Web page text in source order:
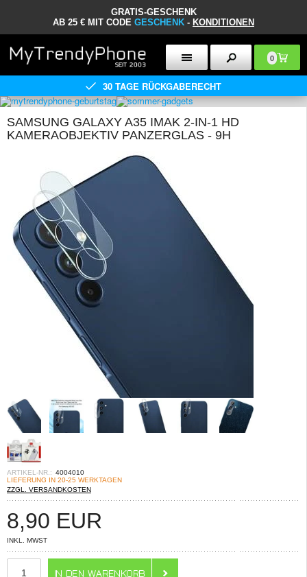
GRATIS-GESCHENK
AB 25 € MIT CODE GESCHENK - KONDITIONEN
0
30 TAGE RÜCKGABERECHT
SAMSUNG GALAXY A35 IMAK 2-IN-1 HD
KAMERAOBJEKTIV PANZERGLAS - 9H
ARTIKEL-NR.: 4004010
LIEFERUNG IN 20-25 WERKTAGEN
ZZGL. VERSANDKOSTEN
8,90 EUR
INKL. MWST